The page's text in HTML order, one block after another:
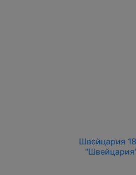
Швейцария